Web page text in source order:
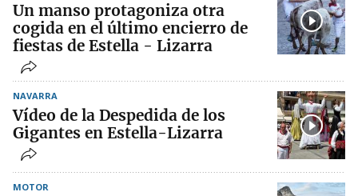
Un manso protagoniza otra
cogida en el último encierro de
fiestas de Estella - Lizarra
NAVARRA
Vídeo de la Despedida de los
Gigantes en Estella-Lizarra
MOTOR